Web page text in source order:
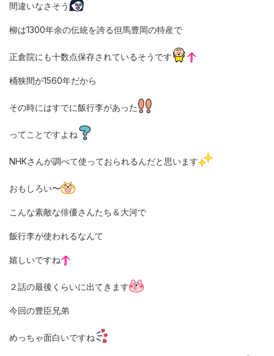
間違いなさそう
柳は1300年余の伝統を誇る但馬豊岡の特産で
正倉院にも十数点保存されているそうです
桶狭間が1560年だから
その時にはすでに飯行李があった
ってことですよね
NHKさんが調べて使っておられるんだと思います
おもしろい〜
こんな素敵な俳優さんたち＆大河で
飯行李が使われるなんて
嬉しいですね
２話の最後くらいに出てきます
今回の豊臣兄弟
めっちゃ面白いですね